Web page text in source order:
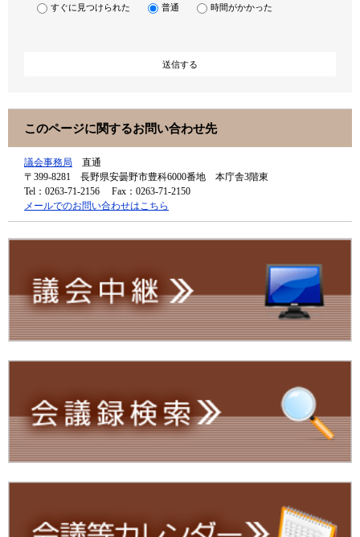
すぐに見つけられた 普通 時間がかかった
このページに関するお問い合わせ先
議会事務局
直通
〒399-8281
長野県安曇野市豊科6000番地 本庁舎3階東
Tel：0263-71-2156
Fax：0263-71-2150
メールでのお問い合わせはこちら